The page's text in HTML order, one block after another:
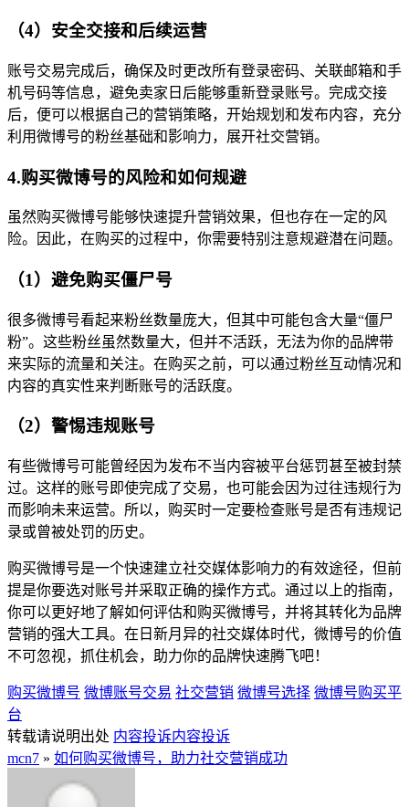
（4）安全交接和后续运营
账号交易完成后，确保及时更改所有登录密码、关联邮箱和手
机号码等信息，避免卖家日后能够重新登录账号。完成交接
后，便可以根据自己的营销策略，开始规划和发布内容，充分
利用微博号的粉丝基础和影响力，展开社交营销。
4.购买微博号的风险和如何规避
虽然购买微博号能够快速提升营销效果，但也存在一定的风
险。因此，在购买的过程中，你需要特别注意规避潜在问题。
（1）避免购买僵尸号
很多微博号看起来粉丝数量庞大，但其中可能包含大量“僵尸
粉”。这些粉丝虽然数量大，但并不活跃，无法为你的品牌带
来实际的流量和关注。在购买之前，可以通过粉丝互动情况和
内容的真实性来判断账号的活跃度。
（2）警惕违规账号
有些微博号可能曾经因为发布不当内容被平台惩罚甚至被封禁
过。这样的账号即使完成了交易，也可能会因为过往违规行为
而影响未来运营。所以，购买时一定要检查账号是否有违规记
录或曾被处罚的历史。
购买微博号是一个快速建立社交媒体影响力的有效途径，但前
提是你要选对账号并采取正确的操作方式。通过以上的指南，
你可以更好地了解如何评估和购买微博号，并将其转化为品牌
营销的强大工具。在日新月异的社交媒体时代，微博号的价值
不可忽视，抓住机会，助力你的品牌快速腾飞吧！
购买微博号 微博账号交易 社交营销 微博号选择 微博号购买平
台
转载请说明出处 内容投诉内容投诉
mcn7 » 如何购买微博号，助力社交营销成功